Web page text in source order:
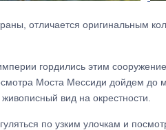
отличается оригинальным
гордились этим
Моста Мессиди дойдем до
вид на окрестности.
по узким улочкам и